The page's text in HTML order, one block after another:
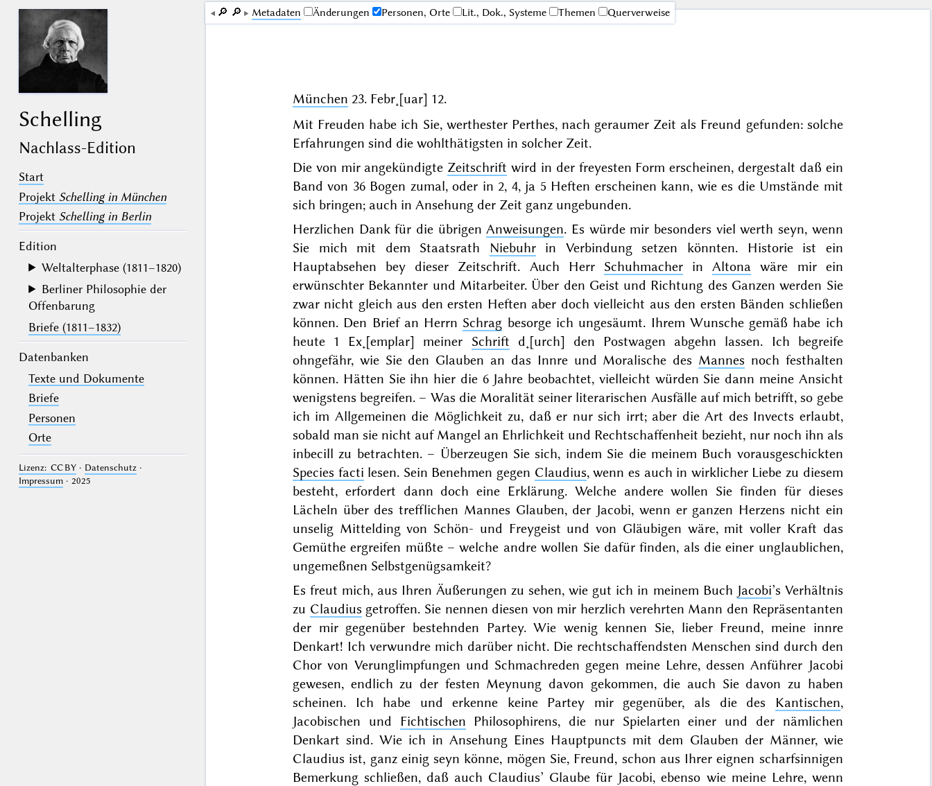
Schelling
Nachlass-Edition
Start
Projekt Schelling in München
Projekt Schelling in Berlin
Edition
Weltalterphase (1811–1820)
Berliner Philosophie der
Offenbarung
Briefe (1811–1832)
Datenbanken
Texte und Dokumente
Briefe
Personen
Orte
Lizenz: CC BY· Datenschutz·
Impressum· 2025
🔎︎ 🔎︎ Me­ta­da­ten Änderungen Personen, Orte Lit., Dok., Systeme Themen Querverweise
München 23. Febr˖[uar] 12.
Mit Freuden habe ich Sie, werthester Perthes, nach geraumer Zeit als Freund gefunden: solche
Erfahrungen sind die wohlthätigsten in solcher Zeit.
Die von mir angekündigte Zeitschrift wird in der freyesten Form erscheinen, dergestalt daß ein
Band von 36 Bogen zumal, oder in 2, 4, ja 5 Heften erscheinen kann, wie es die Umstände mit
sich bringen; auch in Ansehung der Zeit ganz ungebunden.
Herzlichen Dank für die übrigenAnweisungen. Es würde mir besonders viel werth seyn, wenn
Sie mich mit dem Staatsrath Niebuhrin Verbindung setzen könnten. Historie ist ein
Hauptabsehen bey dieser Zeitschrift. Auch Herr SchuhmacherinAltona wäre mir ein
erwünschter Bekannter und Mitarbeiter. Über den Geist und Richtung des Ganzen werden Sie
zwar nicht gleich aus den ersten Heften aber doch vielleicht aus den ersten Bänden schließen
können. Den Brief an Herrn Schrag besorge ich ungesäumt. Ihrem Wunsche gemäß habe ich
heute 1 Ex˖[emplar] meiner Schrift d˖[urch] den Postwagen abgehn lassen. Ich begreife
ohngefähr, wie Sie den Glauben an das Innre und Moralische des Mannes noch festhalten
können. Hätten Sie ihn hier die 6 Jahre beobachtet, vielleicht würden Sie dann meineAnsicht
wenigstens begreifen. – Was die Moralität seiner literarischen Ausfälle auf mich betrifft, so gebe
ich im Allgemeinen die Möglichkeit zu, daß er nur sich irrt; aber die Art des Invects erlaubt,
sobald man sie nicht auf Mangel an Ehrlichkeit und Rechtschaffenheit bezieht, nur noch ihn als
inbecill zu betrachten. – Überzeugen Sie sich, indem Sie die meinem Buch vorausgeschickten
Species facti lesen. Sein Benehmen gegen Claudius, wenn es auch in wirklicher Liebe zu diesem
besteht, erfordert dann doch eine Erklärung. Welche andere wollen Sie finden für dieses
Lächeln über des trefflichen Mannes Glauben, der Jacobi, wenn er ganzen Herzens nicht ein
unselig Mittelding von Schön- und Freygeist und von Gläubigen wäre, mit voller Kraft das
Gemüthe ergreifen müßte – welche andre wollen Sie dafür finden, als die einer unglaublichen,
ungemeßnen Selbstgenügsamkeit?
Es freut mich, aus Ihren Äußerungen zu sehen, wie gut ich in meinem Buch Jacobi’s Verhältnis
zu Claudius getroffen. Sie nennen diesen von mir herzlich verehrten Mann den Repräsentanten
der mir gegenüber bestehnden Partey. Wie wenig kennen Sie, lieber Freund, meine innre
Denkart! Ich verwundre mich darüber nicht. Die rechtschaffendsten Menschen sind durch den
Chor von Verunglimpfungen und Schmachreden gegen meine Lehre, dessen Anführer Jacobi
gewesen, endlich zu der festen Meynung davon gekommen, die auch Sie davon zu haben
scheinen. Ich habe und erkenne keine Partey mir gegenüber, als die des Kantischen,
Jacobischen und
Fichtischen Philosophirens, die nur Spielarten einer und der nämlichen
Denkart sind. Wie ich in Ansehung Eines Hauptpuncts mit dem Glauben der Männer, wie
Claudius ist, ganz einig seyn könne, mögen Sie, Freund, schon aus Ihrer eignen scharfsinnigen
Bemerkung schließen, daß auch Claudius’ Glaube für Jacobi, ebenso wie meine Lehre, wenn